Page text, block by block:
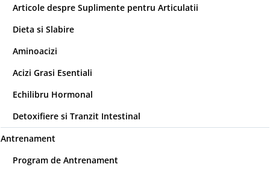
Articole despre Suplimente pentru Articulatii
Dieta si Slabire
Aminoacizi
Acizi Grasi Esentiali
Echilibru Hormonal
Detoxifiere si Tranzit Intestinal
Antrenament
Program de Antrenament